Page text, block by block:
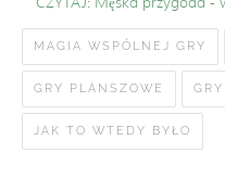
MAGIA WSPÓLNEJ GRY
GRY PLANSZOWE
JAK TO WTEDY BYŁO